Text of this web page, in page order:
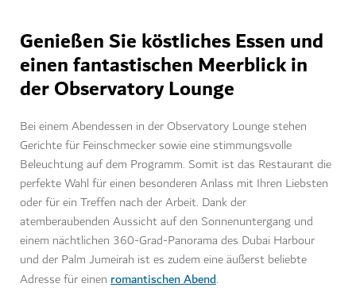
Genießen Sie köstliches Essen und
einen fantastischen Meerblick in
der Observatory Lounge
Bei einem Abendessen in der Observatory Lounge stehen
Gerichte für Feinschmecker sowie eine stimmungsvolle
Beleuchtung auf dem Programm. Somit ist das Restaurant die
perfekte Wahl für einen besonderen Anlass mit Ihren Liebsten
oder für ein Treffen nach der Arbeit. Dank der
atemberaubenden Aussicht auf den Sonnenuntergang und
einem nächtlichen 360-Grad-Panorama des Dubai Harbour
und der Palm Jumeirah ist es zudem eine äußerst beliebte
Adresse für einen romantischen Abend.